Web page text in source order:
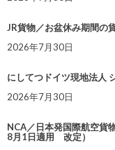
JR貨物／お盆休み期間の
2026年7月30日
にしてつドイツ現地法人
2026年7月30日
NCA／日本発国際航空貨
8月1日適用 改定）